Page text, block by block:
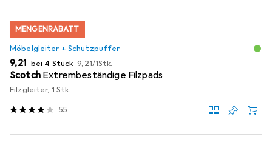
MENGENRABATT
Möbelgleiter + Schutzpuffer
EUR
9,21 bei 4 Stück EUR
9,21/1Stk.
Scotch Extrembeständige Filzpads
Filzgleiter, 1 Stk.
55